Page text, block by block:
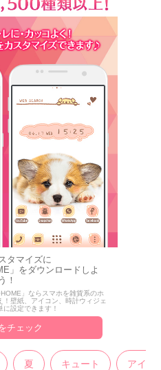
タマイズに
」をダウンロードしよ
う！
」ならスマホを雑貨系のホ
壁紙、アイコン、時計ウィジェ
に設定できます！
チェック
夏 キュート アイコ